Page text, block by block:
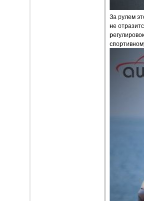
За рулем
не